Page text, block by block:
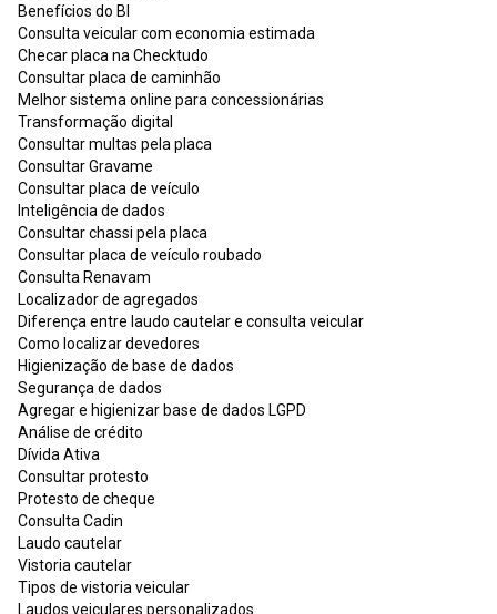
Benefícios do BI
Consulta veicular com economia estimada
Checar placa na Checktudo
Consultar placa de caminhão
Melhor sistema online para concessionárias
Transformação digital
Consultar multas pela placa
Consultar Gravame
Consultar placa de veículo
Inteligência de dados
Consultar chassi pela placa
Consultar placa de veículo roubado
Consulta Renavam
Localizador de agregados
Diferença entre laudo cautelar e consulta veicular
Como localizar devedores
Higienização de base de dados
Segurança de dados
Agregar e higienizar base de dados LGPD
Análise de crédito
Dívida Ativa
Consultar protesto
Protesto de cheque
Consulta Cadin
Laudo cautelar
Vistoria cautelar
Tipos de vistoria veicular
Laudos veiculares personalizados